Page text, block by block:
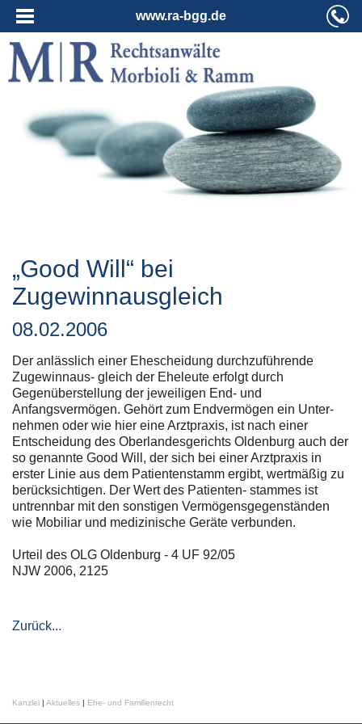
www.ra-bgg.de
„Good Will“ bei
Zugewinnausgleich
08.02.2006
Der anlässlich einer Ehescheidung durchzuführende
Zugewinnaus- gleich der Eheleute erfolgt durch
Gegenüberstellung der jeweiligen End- und
Anfangsvermögen. Gehört zum Endvermögen ein Unter-
nehmen oder wie hier eine Arztpraxis, ist nach einer
Entscheidung des Oberlandesgerichts Oldenburg auch der
so genannte Good Will, der sich bei einer Arztpraxis in
erster Linie aus dem Patientenstamm ergibt, wertmäßig zu
berücksichtigen. Der Wert des Patienten- stammes ist
untrennbar mit den sonstigen Vermögensgegenständen
wie Mobiliar und medizinische Geräte verbunden.
Urteil des OLG Oldenburg - 4 UF 92/05
NJW 2006, 2125
Zurück...
Kanzlei | Aktuelles | Ehe- und Familienrecht